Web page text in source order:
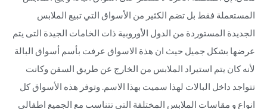
المستعملة فقط بل تضم الكثير من الأسواق التي تبيع الملابس
الجديدة المستوردة من الدول الأوروبية ذات الخامات الجيدة التى يتم
عرضها بشكل جميل حيث ان هذة الاسواق عرفت بأسم أسواق البالة
لأنه كان يتم استيراد الملابس من الخارج عن طريق السفن وكانت
تتواجد داخل البالات لهذا سميت بهذا الاسم. وتوفر هذه الأسواق كل
انواع و مقاسات الملابس المختلفة التى تتناسب مع الجميع اطفالى